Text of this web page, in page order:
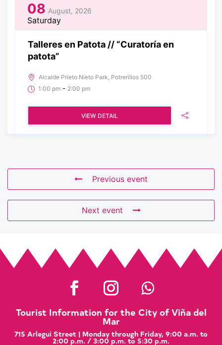
08 August, 2026
Saturday
Talleres en Patota // “Curatoría en
patota”
Alcalde Prieto Nieto Park, Potrerillos 500
1:00 pm - 2:00 pm
VIEW DETAIL
Previous event
Next event
Tourist Information for the City of Viña del
Mar
715 Arlegui Street | Monday through Friday, 9:00 a.m. to
2:00 p.m. / 3:00 p.m. to 5:30 p.m.